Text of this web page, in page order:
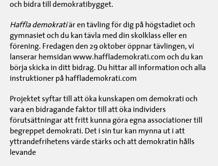
och bidra till demokratibygget.
Haffla demokratiär en tävling för dig på högstadiet och
gymnasiet och du kan tävla med din skolklass eller en
förening. Fredagen den 29 oktober öppnar tävlingen, vi
lanserar hemsidan www.hafflademokrati.com och du kan
börja skicka in ditt bidrag. Du hittar all information och alla
instruktioner på hafflademokrati.com
Projektet syftar till att öka kunskapen om demokrati och
vara en bidragande faktor till att öka individers
förutsättningar att fritt kunna göra egna associationer till
begreppet demokrati. Det i sin tur kan mynna ut i att
yttrandefrihetens värde stärks och att demokratin hålls
levande